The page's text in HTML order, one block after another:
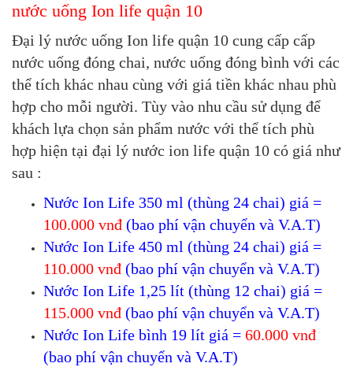
nước uống Ion life quận 10
Đại lý nước uống Ion life quận 10 cung cấp cấp
nước uống đóng chai, nước uống đóng bình với các
thể tích khác nhau cùng với giá tiền khác nhau phù
hợp cho mỗi người. Tùy vào nhu cầu sử dụng để
khách lựa chọn sản phẩm nước với thể tích phù
hợp hiện tại đại lý nước ion life quận 10 có giá như
sau :
Nước Ion Life 350 ml (thùng 24 chai) giá =
100.000 vnđ (bao phí vận chuyển và V.A.T)
Nước Ion Life 450 ml (thùng 24 chai) giá =
110.000 vnđ (bao phí vận chuyển và V.A.T)
Nước Ion Life 1,25 lít (thùng 12 chai) giá =
115.000 vnđ (bao phí vận chuyển và V.A.T)
Nước Ion Life bình 19 lít giá = 60.000 vnđ
(bao phí vận chuyển và V.A.T)